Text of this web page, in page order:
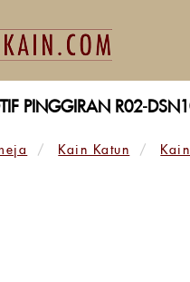
PINGGIRAN R02-
Kain Katun